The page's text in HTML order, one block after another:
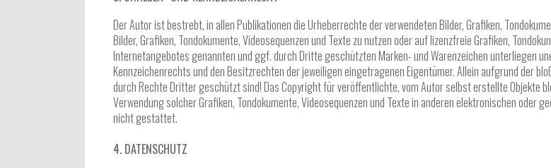
Der Autor ist bestrebt, in allen Publikationen die Urheberrechte der verwendeten Bilder, Grafiken,
Bilder, Grafiken, Tondokumente, Videosequenzen und Texte zu nutzen oder auf lizenzfreie Grafiken,
Internetangebotes genannten und ggf. durch Dritte geschützten Marken- und Warenzeichen unterliegen
Kennzeichenrechts und den Besitzrechten der jeweiligen eingetragenen Eigentümer. Allein aufgrund der
durch Rechte Dritter geschützt sind! Das Copyright für veröffentlichte, vom Autor selbst erstellte Objekte
Verwendung solcher Grafiken, Tondokumente, Videosequenzen und Texte in anderen elektronischen oder
nicht gestattet.
4. DATENSCHUTZ